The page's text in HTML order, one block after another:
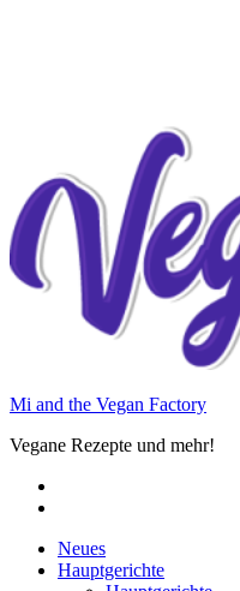
Mi and the Vegan Factory
Vegane Rezepte und mehr!
Neues
Hauptgerichte